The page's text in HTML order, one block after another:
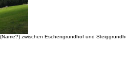
zwischen Eschengrundhof und